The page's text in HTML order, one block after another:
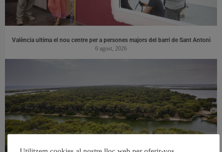
València ultima el nou centre per a persones majors del barri de Sant Antoni
6 agost, 2026